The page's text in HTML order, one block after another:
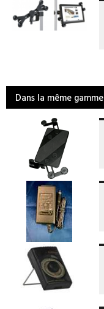
Dans la même gamme